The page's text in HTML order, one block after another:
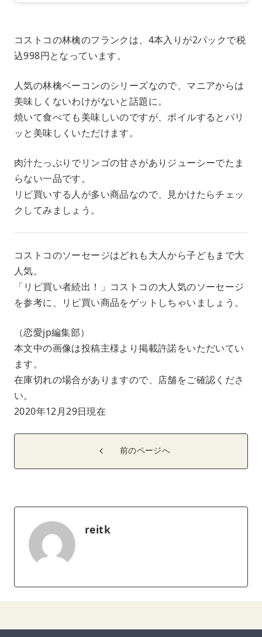
コストコの林檎のフランクは、4本入りが2パックで税
込998円となっています。
人気の林檎ベーコンのシリーズなので、マニアからは
美味しくないわけがないと話題に。
焼いて食べても美味しいのですが、ボイルするとパリ
ッと美味しくいただけます。
肉汁たっぷりでリンゴの甘さがありジューシーでたま
らない一品です。
リピ買いする人が多い商品なので、見かけたらチェッ
クしてみましょう。
コストコのソーセージはどれも大人から子どもまで大
人気。
「リピ買い者続出！」コストコの大人気のソーセージ
を参考に、リピ買い商品をゲットしちゃいましょう。
（恋愛jp編集部）
本文中の画像は投稿主様より掲載許諾をいただいてい
ます。
在庫切れの場合がありますので、店舗をご確認くださ
い。
2020年12月29日現在
前のページへ
reitk